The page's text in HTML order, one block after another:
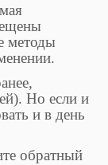
методы
Но если и
и в день
обратный